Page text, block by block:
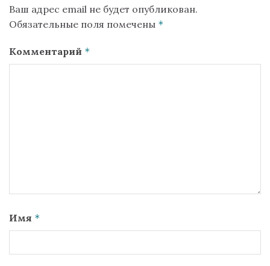
Ваш адрес email не будет опубликован.
Обязательные поля помечены *
Комментарий *
Имя *